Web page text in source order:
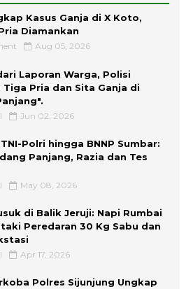
Kasus Ganja di X Koto,
Diamankan
Aug 05, 2026
Laporan Warga, Polisi
Tiga Pria dan Sita Ganja di
Jun 02, 2026
Polri hingga BNNP Sumbar:
Panjang, Razia dan Tes
May 08, 2026
di Balik Jeruji: Napi Rumbai
Peredaran 30 Kg Sabu dan
Apr 17, 2026
Polres Sijunjung Ungkap